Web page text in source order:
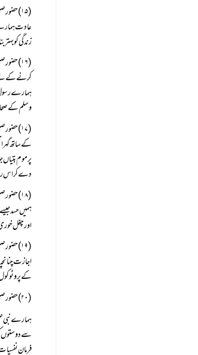
زندگی کو
وسلم کے
دے کر اس
اور چغل
کے
(۲۰)حضورصلی اللہ علیہ وسلم نے فرمایا: بیت الخلاء میں باتیں نہ کیا کرو۔ اس کی وجہ جراثیم ہیں۔ہم پچھلے صفحے میں اس کا تفصیل سے ذکر کر چکے ہیں۔